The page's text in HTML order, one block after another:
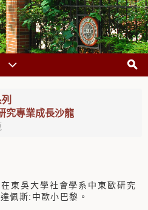
究專業成長沙龍
東吳大學社會學系中東歐研究
佩斯:中歐小巴黎。